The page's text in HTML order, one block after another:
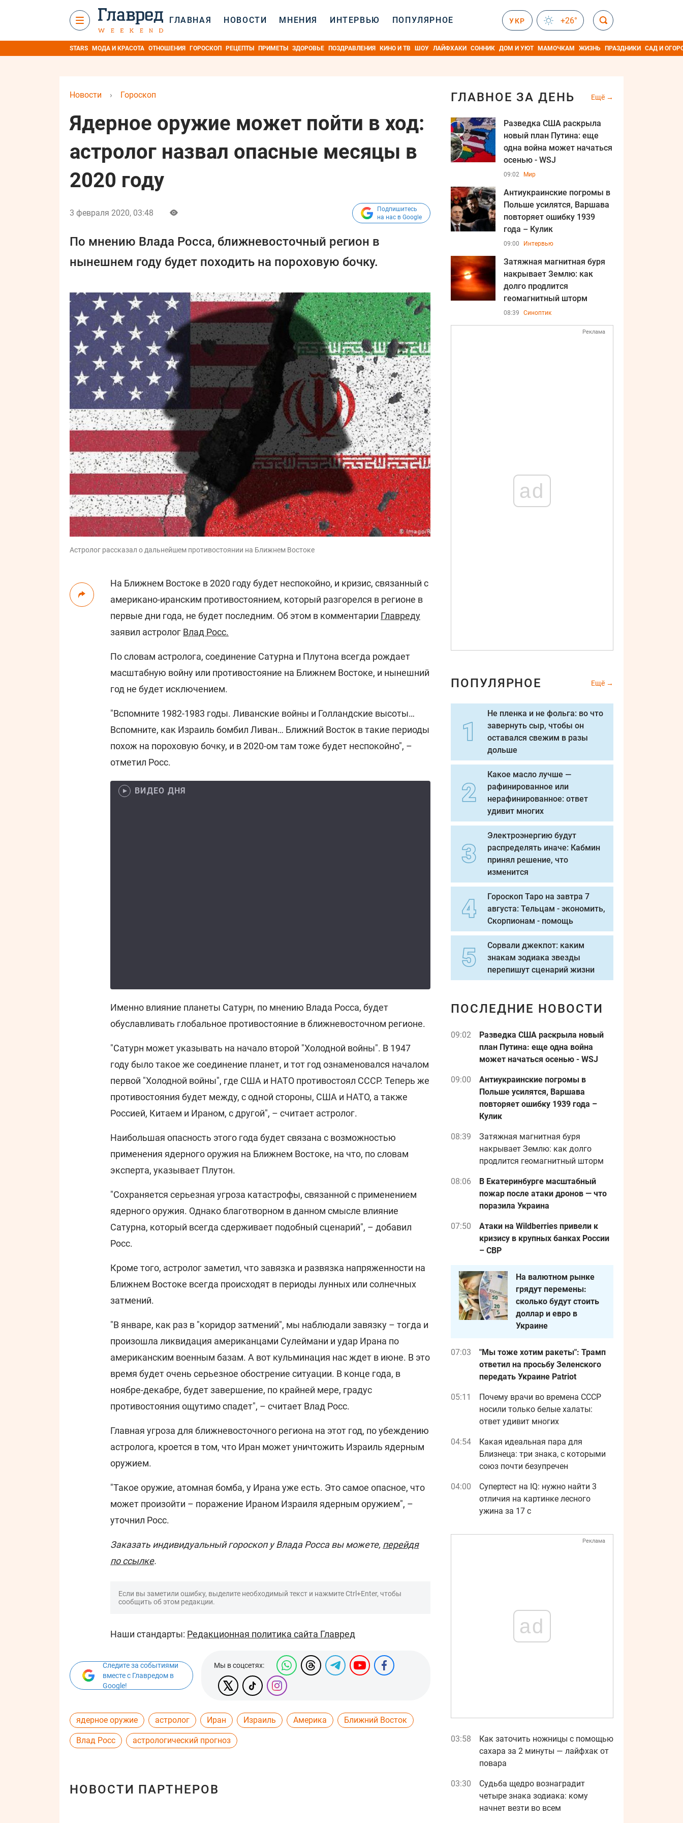
ГЛАВНАЯ НОВОСТИ МНЕНИЯ ИНТЕРВЬЮ ПОПУЛЯРНОЕ УКР +26°
STARS МОДА И КРАСОТА ОТНОШЕНИЯ ГОРОСКОП РЕЦЕПТЫ ПРИМЕТЫ ЗДОРОВЬЕ ПОЗДРАВЛЕНИЯ КИНО И ТВ ШОУ ЛАЙФХАКИ СОННИК ДОМ И УЮТ МАМОЧКАМ ЖИЗНЬ ПРАЗДНИКИ САД И
Новости › Гороскоп
Ядерное оружие может пойти в ход:
астролог назвал опасные месяцы в
2020 году
3 февраля 2020, 03:48
Подпишитесь
на нас в Google
По мнению Влада Росса, ближневосточный регион в
нынешнем году будет походить на пороховую бочку.
Астролог рассказал о дальнейшем противостоянии на Ближнем Востоке
На Ближнем Востоке в 2020 году будет неспокойно, и кризис, связанный с
американо-иранским противостоянием, который разгорелся в регионе в
первые дни года, не будет последним. Об этом в комментарии Главреду
заявил астролог Влад Росс.
По словам астролога, соединение Сатурна и Плутона всегда рождает
масштабную войну или противостояние на Ближнем Востоке, и нынешний
год не будет исключением.
"Вспомните 1982-1983 годы. Ливанские войны и Голландские высоты…
Вспомните, как Израиль бомбил Ливан… Ближний Восток в такие периоды
похож на пороховую бочку, и в 2020-ом там тоже будет неспокойно", –
отметил Росс.
ВИДЕО ДНЯ
Именно влияние планеты Сатурн, по мнению Влада Росса, будет
обуславливать глобальное противостояние в ближневосточном регионе.
"Сатурн может указывать на начало второй "Холодной войны". В 1947
году было такое же соединение планет, и тот год ознаменовался началом
первой "Холодной войны", где США и НАТО противостоял СССР. Теперь же
противостояния будет между, с одной стороны, США и НАТО, а также
Россией, Китаем и Ираном, с другой", – считает астролог.
Наибольшая опасность этого года будет связана с возможностью
применения ядерного оружия на Ближнем Востоке, на что, по словам
эксперта, указывает Плутон.
"Сохраняется серьезная угроза катастрофы, связанной с применением
ядерного оружия. Однако благотворном в данном смысле влияние
Сатурна, который всегда сдерживает подобный сценарий", – добавил
Росс.
Кроме того, астролог заметил, что завязка и развязка напряженности на
Ближнем Востоке всегда происходят в периоды лунных или солнечных
затмений.
"В январе, как раз в "коридор затмений", мы наблюдали завязку – тогда и
произошла ликвидация американцами Сулеймани и удар Ирана по
американским военным базам. А вот кульминация нас ждет в июне. В это
время будет очень серьезное обострение ситуации. В конце года, в
ноябре-декабре, будет завершение, по крайней мере, градус
противостояния ощутимо спадет", – считает Влад Росс.
Главная угроза для ближневосточного региона на этот год, по убеждению
астролога, кроется в том, что Иран может уничтожить Израиль ядерным
оружием.
"Такое оружие, атомная бомба, у Ирана уже есть. Это самое опасное, что
может произойти – поражение Ираном Израиля ядерным оружием", –
уточнил Росс.
Заказать индивидуальный гороскоп у Влада Росса вы можете, перейдя
по ссылке.
Если вы заметили ошибку, выделите необходимый текст и нажмите Ctrl+Enter, чтобы
сообщить об этом редакции.
Наши стандарты: Редакционная политика сайта Главред
Следите за событиями
вместе с Главредом в
Google!
Мы в соцсетях:
ядерное оружие астролог Иран Израиль Америка Ближний Восток
Влад Росс астрологический прогноз
НОВОСТИ ПАРТНЕРОВ
ГЛАВНОЕ ЗА ДЕНЬ Ещё
Разведка США раскрыла
новый план Путина: еще
одна война может начаться
осенью - WSJ
09:02 Мир
Антиукраинские погромы в
Польше усилятся, Варшава
повторяет ошибку 1939
года – Кулик
09:00 Интервью
Затяжная магнитная буря
накрывает Землю: как
долго продлится
геомагнитный шторм
08:39 Синоптик
Реклама
ad
ПОПУЛЯРНОЕ Ещё
Не пленка и не фольга: во что
завернуть сыр, чтобы он
оставался свежим в разы
дольше
Какое масло лучше —
рафинированное или
нерафинированное: ответ
удивит многих
Электроэнергию будут
распределять иначе: Кабмин
принял решение, что
изменится
Гороскоп Таро на завтра 7
августа: Тельцам - экономить,
Скорпионам - помощь
Сорвали джекпот: каким
знакам зодиака звезды
перепишут сценарий жизни
ПОСЛЕДНИЕ НОВОСТИ
09:02
Разведка США раскрыла новый
план Путина: еще одна война
может начаться осенью - WSJ
09:00
Антиукраинские погромы в
Польше усилятся, Варшава
повторяет ошибку 1939 года –
Кулик
08:39
Затяжная магнитная буря
накрывает Землю: как долго
продлится геомагнитный шторм
08:06
В Екатеринбурге масштабный
пожар после атаки дронов — что
поразила Украина
07:50
Атаки на Wildberries привели к
кризису в крупных банках России
– СВР
На валютном рынке
грядут перемены:
сколько будут стоить
доллар и евро в
Украине
07:03
"Мы тоже хотим ракеты": Трамп
ответил на просьбу Зеленского
передать Украине Patriot
05:11
Почему врачи во времена СССР
носили только белые халаты:
ответ удивит многих
04:54
Какая идеальная пара для
Близнеца: три знака, с которыми
союз почти безупречен
04:00
Супертест на IQ: нужно найти 3
отличия на картинке лесного
ужина за 17 с
Реклама
ad
03:58
Как заточить ножницы с помощью
сахара за 2 минуты — лайфхак от
повара
03:30
Судьба щедро вознаградит
четыре знака зодиака: кому
начнет везти во всем